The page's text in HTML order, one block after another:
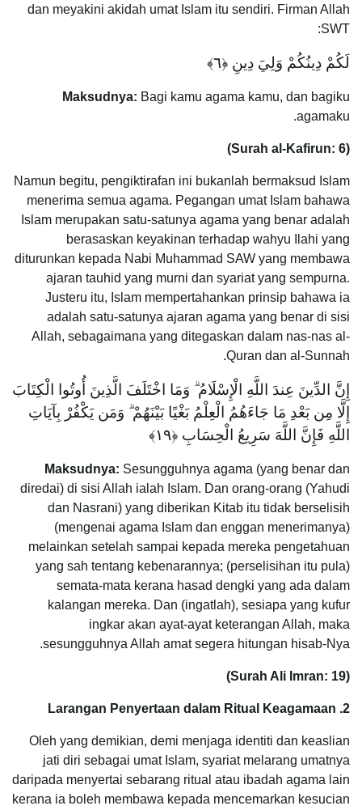
dan meyakini akidah umat Islam itu sendiri. Firman Allah
SWT:
لَكُمْ دِينُكُمْ وَلِيَ دِينِ ‎﴿٦﴾
Maksudnya: Bagi kamu agama kamu, dan bagiku
agamaku.
(Surah al-Kafirun: 6)
Namun begitu, pengiktirafan ini bukanlah bermaksud Islam
menerima semua agama. Pegangan umat Islam bahawa
Islam merupakan satu-satunya agama yang benar adalah
berasaskan keyakinan terhadap wahyu Ilahi yang
diturunkan kepada Nabi Muhammad SAW yang membawa
ajaran tauhid yang murni dan syariat yang sempurna.
Justeru itu, Islam mempertahankan prinsip bahawa ia
adalah satu-satunya ajaran agama yang benar di sisi
Allah, sebagaimana yang ditegaskan dalam nas-nas al-
Quran dan al-Sunnah.
إِنَّ الدِّينَ عِندَ اللَّهِ الْإِسْلَامُ ۗ وَمَا اخْتَلَفَ الَّذِينَ أُوتُوا الْكِتَابَ
إِلَّا مِن بَعْدِ مَا جَاءَهُمُ الْعِلْمُ بَغْيًا بَيْنَهُمْ ۗ وَمَن يَكْفُرْ بِآيَاتِ
اللَّهِ فَإِنَّ اللَّهَ سَرِيعُ الْحِسَابِ ‎﴿١٩﴾
Maksudnya: Sesungguhnya agama (yang benar dan
diredai) di sisi Allah ialah Islam. Dan orang-orang (Yahudi
dan Nasrani) yang diberikan Kitab itu tidak berselisih
(mengenai agama Islam dan enggan menerimanya)
melainkan setelah sampai kepada mereka pengetahuan
yang sah tentang kebenarannya; (perselisihan itu pula)
semata-mata kerana hasad dengki yang ada dalam
kalangan mereka. Dan (ingatlah), sesiapa yang kufur
ingkar akan ayat-ayat keterangan Allah, maka
sesungguhnya Allah amat segera hitungan hisab-Nya.
(Surah Ali Imran: 19)
2. Larangan Penyertaan dalam Ritual Keagamaan
Oleh yang demikian, demi menjaga identiti dan keaslian
jati diri sebagai umat Islam, syariat melarang umatnya
daripada menyertai sebarang ritual atau ibadah agama lain
kerana ia boleh membawa kepada mencemarkan kesucian